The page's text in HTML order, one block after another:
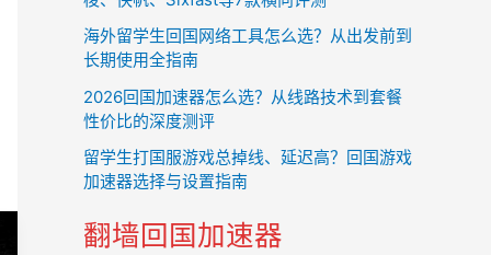
海外留学生回国网络工具怎么选？从出发前到
长期使用全指南
2026回国加速器怎么选？从线路技术到套餐
性价比的深度测评
留学生打国服游戏总掉线、延迟高？回国游戏
加速器选择与设置指南
翻墙回国加速器